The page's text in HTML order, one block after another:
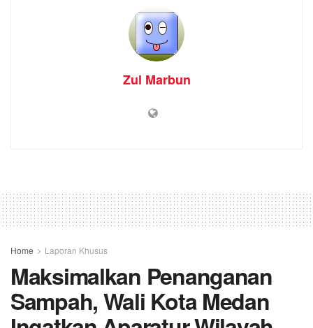
Zul Marbun
Home Laporan Khusus
Maksimalkan Penanganan
Sampah, Wali Kota Medan